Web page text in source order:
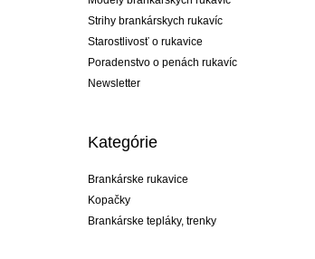
Strihy brankárskych rukavíc
Starostlivosť o rukavice
Poradenstvo o penách rukavíc
Newsletter
Kategórie
Brankárske rukavice
Kopačky
Brankárske tepláky, trenky